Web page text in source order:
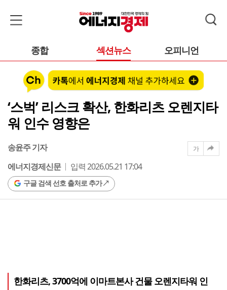
종합 섹션뉴스 오피니언
‘스벅’ 리스크 확산, 한화리츠 오렌지타
워 인수 영향은
송윤주 기자
에너지경제신문
입력 2026.05.21 17:04
구글 검색 선호 출처로 추가
가
한화리츠, 3700억에 이마트본사 건물 오렌지타워 인